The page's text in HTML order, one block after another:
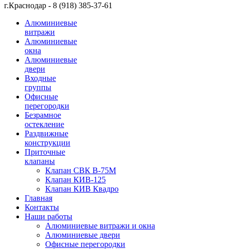
г.Краснодар - 8 (918) 385-37-61
Алюминиевые
витражи
Алюминиевые
окна
Алюминиевые
двери
Входные
группы
Офисные
перегородки
Безрамное
остекление
Раздвижные
конструкции
Приточные
клапаны
Клапан СВК В-75М
Клапан КИВ-125
Клапан КИВ Квадро
Главная
Контакты
Наши работы
Алюминиевые витражи и окна
Алюминиевые двери
Офисные перегородки